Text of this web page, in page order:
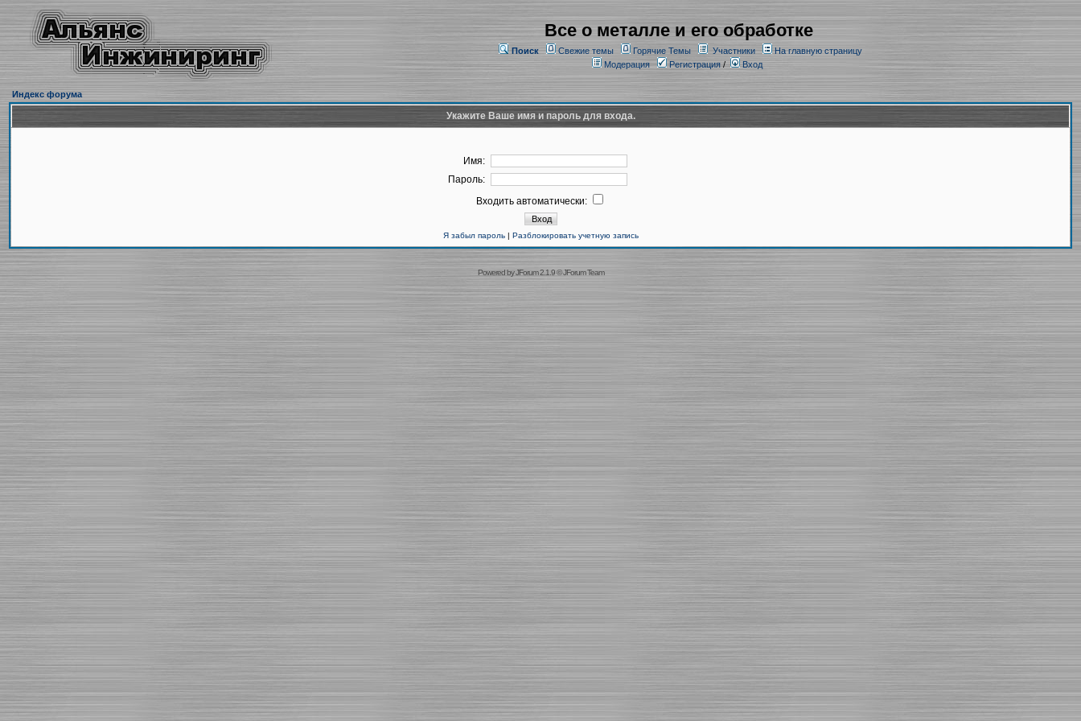
Все о металле и его обработке
Поиск Свежие темы Горячие Темы Участники
На главную страницу
Модерация
Регистрация/ Вход
Индекс форума
Укажите Ваше имя и пароль для входа.
Имя:
Пароль:
Входить автоматически:
Я забыл пароль| Разблокировать учетную запись
Powered byJForum 2.1.9©JForum Team